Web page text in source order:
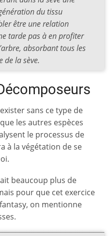
du tissu
être une relation
tarde pas à en profiter
absorbant tous les
de la sève.
sans ce type de
les autres espèces
le processus de
à la végétation de se
beaucoup plus de
pour que cet exercice
on mentionne